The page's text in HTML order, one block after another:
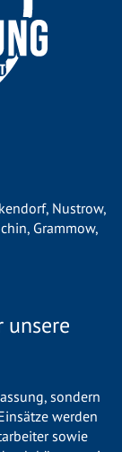
, Nustrow,
, Grammow,
sondern
werden
sowie